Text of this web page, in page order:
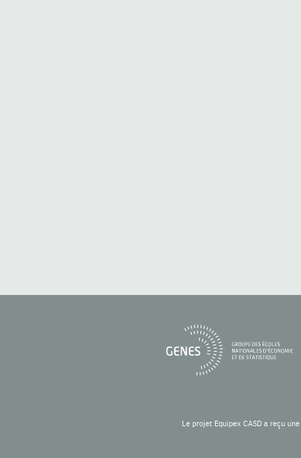
Le projet Equipex CASD a reçu